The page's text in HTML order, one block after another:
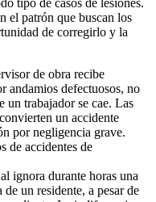
tipo de casos de lesiones.
el patrón que buscan los
de corregirlo y la
de obra recibe
andamios defectuosos, no
un trabajador se cae. Las
un accidente
por negligencia grave.
de accidentes de
ignora durante horas una
un residente, a pesar de